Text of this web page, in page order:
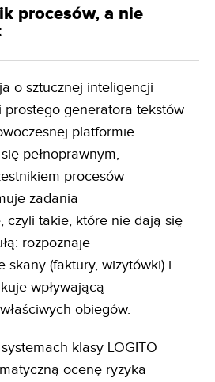
procesów, a nie
o sztucznej inteligencji
prostego generatora tekstów
platformie
pełnoprawnym,
procesów
zadania
czyli takie, które nie dają się
rozpoznaje
skany (faktury, wizytówki) i
wpływającą
obiegów.
klasy LOGITO
ocenę ryzyka